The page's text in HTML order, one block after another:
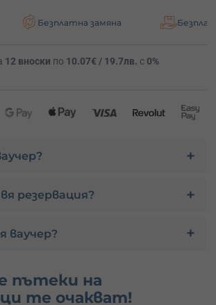
замяна Безплатна
12 вноски по 10.07€ / 19.7лв. с 0%
резервация?
ваучер?
пътеки на
те очакват!